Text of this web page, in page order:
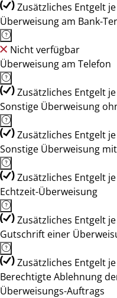
Zusätzliches Entgelt
Überweisung am Bank-
Nicht verfügbar
Überweisung am Telefon
Zusätzliches Entgelt
Sonstige Überweisung
Zusätzliches Entgelt
Sonstige Überweisung
Zusätzliches Entgelt
Echtzeit-Überweisung
Zusätzliches Entgelt
Gutschrift einer
Zusätzliches Entgelt
Berechtigte Ablehnung
Überweisungs-Auftrags